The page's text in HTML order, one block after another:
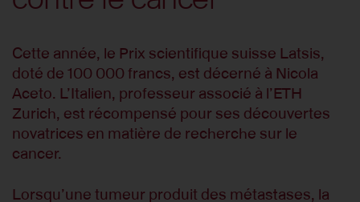
Cette année, le Prix scientifique suisse Latsis,
doté de 100 000 francs, est décerné à Nicola
Aceto. L’Italien, professeur associé à l’ETH
Zurich, est récompensé pour ses découvertes
novatrices en matière de recherche sur le
cancer.
Lorsqu’une tumeur produit des métastases, la